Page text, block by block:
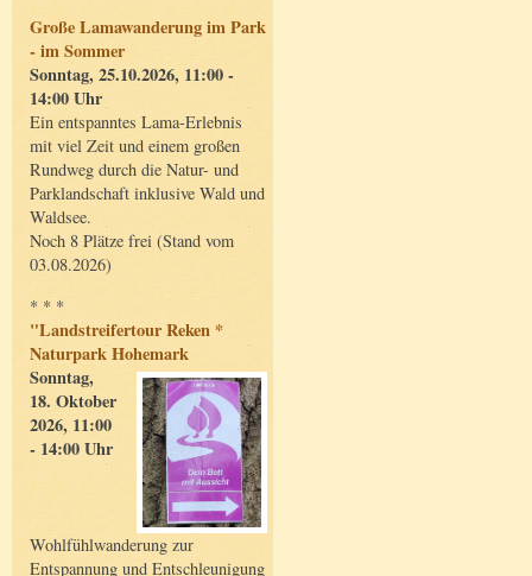
Große Lamawanderung im Park
- im Sommer
Sonntag, 25.10.2026, 11:00 -
14:00 Uhr
Ein entspanntes Lama-Erlebnis
mit viel Zeit und einem großen
Rundweg durch die Natur- und
Parklandschaft inklusive Wald und
Waldsee.
Noch 8 Plätze frei (Stand vom
03.08.2026)
* * *
"Landstreifertour Reken *
Naturpark Hohemark
Sonntag,
18. Oktober
2026, 11:00
- 14:00 Uhr
Wohlfühlwanderung zur
Entspannung und Entschleunigung